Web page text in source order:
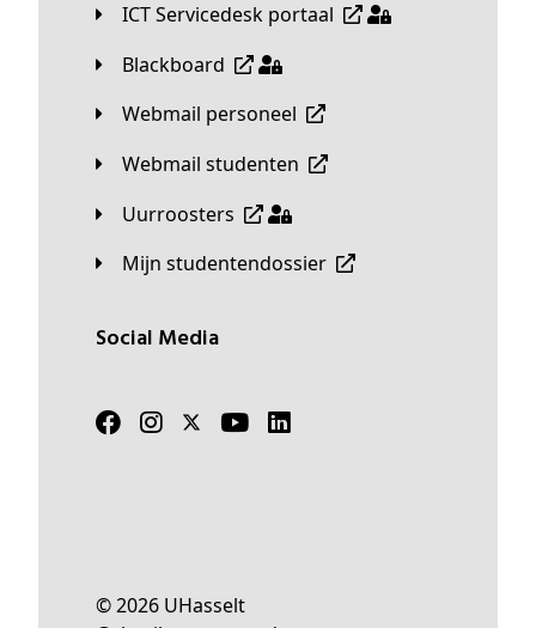
ICT Servicedesk portaal
Blackboard
Webmail personeel
Webmail studenten
Uurroosters
Mijn studentendossier
Social Media
© 2026 UHasselt